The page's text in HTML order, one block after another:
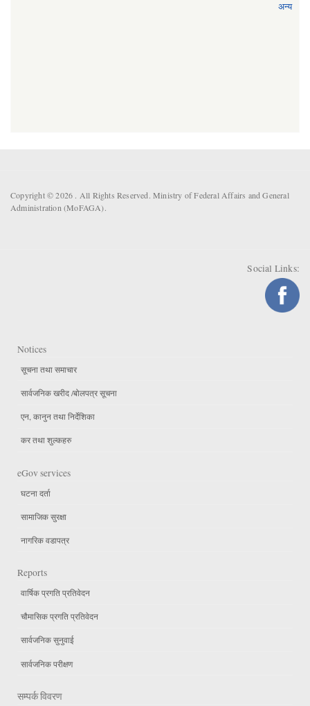
अन्य
Copyright © 2026 . All Rights Reserved. Ministry of Federal Affairs and General
Administration (MoFAGA).
Social Links:
Notices
सूचना तथा समाचार
सार्वजनिक खरीद /बोलपत्र सूचना
एन, कानुन तथा निर्देशिका
कर तथा शुल्कहरु
eGov services
घटना दर्ता
सामाजिक सुरक्षा
नागरिक वडापत्र
Reports
वार्षिक प्रगति प्रतिवेदन
चौमासिक प्रगति प्रतिवेदन
सार्वजनिक सुनुवाई
सार्वजनिक परीक्षण
सम्पर्क विवरण